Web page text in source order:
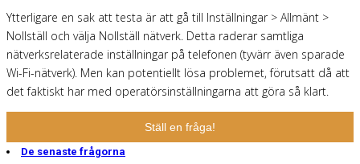
Ytterligare en sak att testa är att gå till Inställningar > Allmänt >
Nollställ och välja Nollställ nätverk. Detta raderar samtliga
nätverksrelaterade inställningar på telefonen (tyvärr även sparade
Wi-Fi-nätverk). Men kan potentiellt lösa problemet, förutsatt då att
det faktiskt har med operatörsinställningarna att göra så klart.
Ställ en fråga!
De senaste frågorna